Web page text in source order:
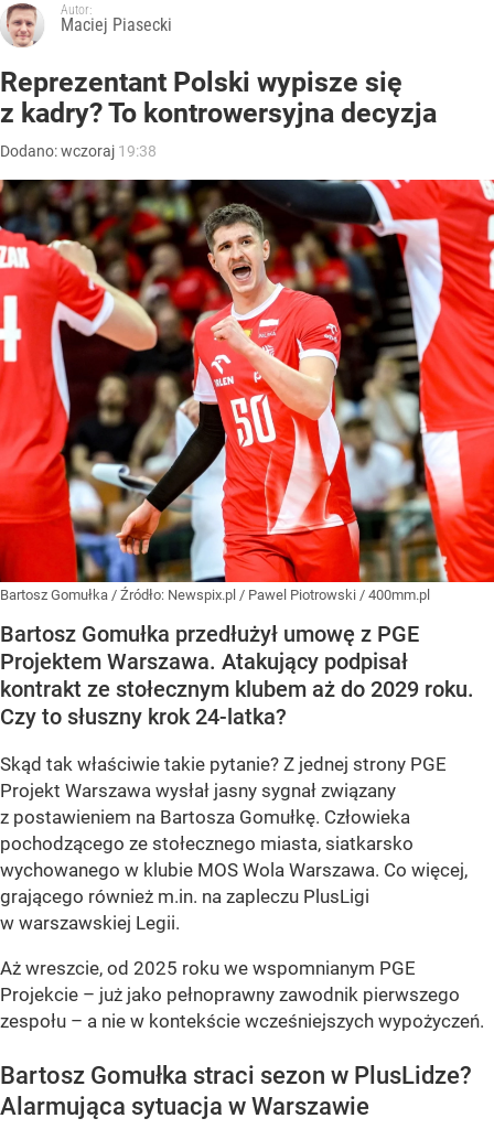
Autor:
Maciej Piasecki
Reprezentant Polski wypisze się
z kadry? To kontrowersyjna decyzja
Dodano:wczoraj 19:38
Bartosz Gomułka / Źródło: Newspix.pl / Pawel Piotrowski / 400mm.pl
Bartosz Gomułka przedłużył umowę z PGE
Projektem Warszawa. Atakujący podpisał
kontrakt ze stołecznym klubem aż do 2029 roku.
Czy to słuszny krok 24-latka?
Skąd tak właściwie takie pytanie? Z jednej strony PGE
Projekt Warszawa wysłał jasny sygnał związany
z postawieniem na Bartosza Gomułkę. Człowieka
pochodzącego ze stołecznego miasta, siatkarsko
wychowanego w klubie MOS Wola Warszawa. Co więcej,
grającego również m.in. na zapleczu PlusLigi
w warszawskiej Legii.
Aż wreszcie, od 2025 roku we wspomnianym PGE
Projekcie – już jako pełnoprawny zawodnik pierwszego
zespołu – a nie w kontekście wcześniejszych wypożyczeń.
Bartosz Gomułka straci sezon w PlusLidze?
Alarmująca sytuacja w Warszawie